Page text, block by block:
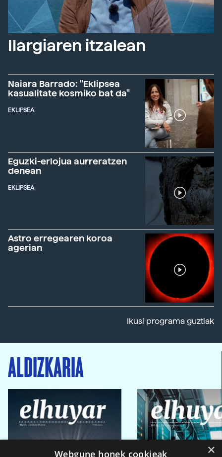
Ilargiaren itzalean
Naiara Barrado: "Eklipsea
kasualitate kosmiko bat da"
EKLIPSEA
Eguzki-erlojua aurreratzen
denean
EKLIPSEA
Astro erregearen koroa
agerian
Ikusi programa guztiak
ALDIZKARIA
×
Webgune honek cookieak